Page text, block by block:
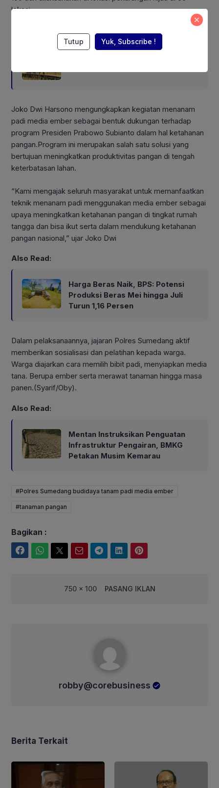
lokasi.
Joko Dwi Harsono mengungkapkan kegiatan menanam
padi media ember sebagai bentuk dukungan terhadap
program Presiden Prabowo Subianto dalam hal ketahanan
pangan.Program ini merupakan salah satu solusi yang
bertujuan meningkatkan produktivitas pangan di tengah
keterbatasan lahan.
“Kami mengajak seluruh masyarakat untuk memanfaatkan
teknik menanam padi menggunakan media ember sebagai
upaya meningkatkan ketahanan pangan di tingkat rumah
tangga dan bisa ikut serta dalam mendukung ketahanan
pangan nasional,” ujar Joko Dwi
Also Read:
Harga Beras Naik, BPS: Potensi
Produksi Beras Mei hingga Juli
Turun 1,16 Persen
Dalam pelaksanaannya, jajaran Polres Sumedang aktif
memberikan sosialisasi dan pelatihan kepada warga.
Warga diajarkan cara memilih bibit padi, menyiapkan media
tana. Berupa ember serta merawat tanaman hingga masa
panen.(Syarif/Oby).
Also Read:
Mentan Instruksikan Penguatan
Infrastruktur Pengairan, BMKG
Petakan Musim Kemarau
#Polres Sumedang budidaya tanam padi media ember
#tanaman pangan
Bagikan :
750 x 100 PASANG IKLAN
robby@corebusiness
Berita Terkait
Tutup Yuk, Subscribe !